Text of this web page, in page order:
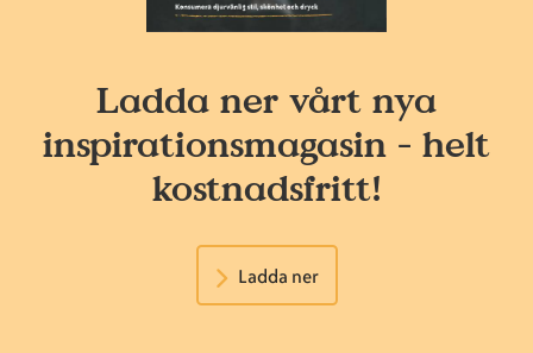
Ladda ner vårt nya
inspirationsmagasin - helt
kostnadsfritt!
Ladda ner